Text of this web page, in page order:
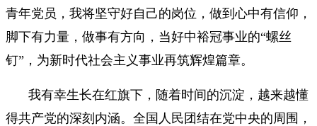
青年党员，我将坚守好自己的岗位，做到心中有信仰，
脚下有力量，做事有方向，当好中裕冠事业的“螺丝
钉”，为新时代社会主义事业再筑辉煌篇章。
我有幸生长在红旗下，随着时间的沉淀，越来越懂
得共产党的深刻内涵。全国人民团结在党中央的周围，